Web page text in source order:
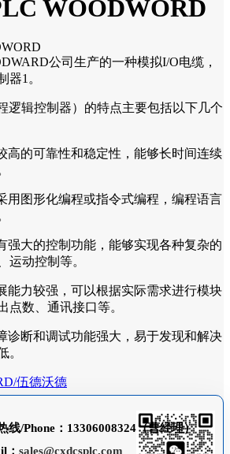
WOODWORD
公司生产的一种模拟I/O电缆，
器1。
逻辑控制器）的特点主要包括以下几个
高的可靠性和稳定性，能够长时间连续
用图形化编程或指令式编程，编程语言
强大的控制功能，能够实现各种复杂的
运动控制等。
能力较强，可以根据实际需求进行模块
点数、通讯接口等。
诊断和调试功能强大，易于发现和解决
。
伍德沃德
线/Phone：13306008324（曹经理）
： sales@cxdcsplc.com